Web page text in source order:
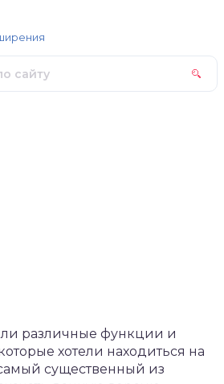
различные функции и
хотели находиться на
существенный из